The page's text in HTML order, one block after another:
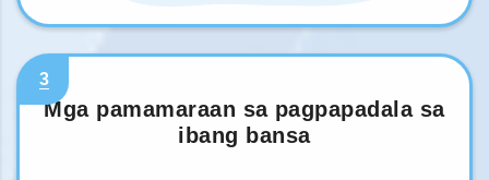
3
Mga pamamaraan sa pagpapadala sa
ibang bansa